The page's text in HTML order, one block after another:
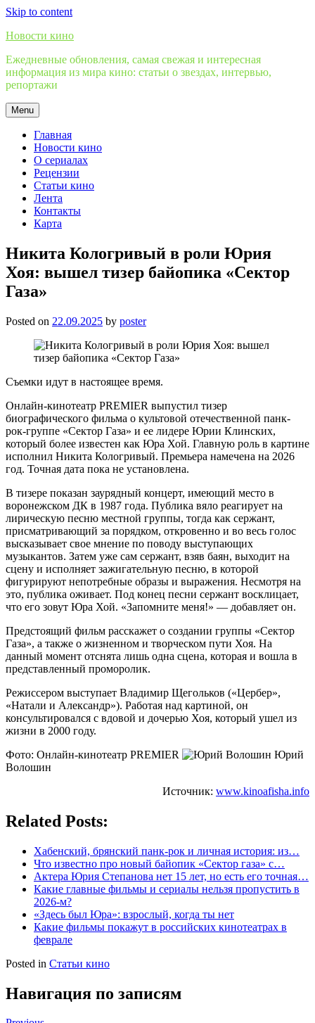
Skip to content
Новости кино
Ежедневные обновления, самая свежая и интересная
информация из мира кино: статьи о звездах, интервью,
репортажи
Menu
Главная
Новости кино
О сериалах
Рецензии
Статьи кино
Лента
Контакты
Карта
Никита Кологривый в роли Юрия
Хоя: вышел тизер байопика «Сектор
Газа»
Posted on 22.09.2025 by poster
Съемки идут в настоящее время.
Онлайн-кинотеатр PREMIER выпустил тизер
биографического фильма о культовой отечественной панк-
рок-группе «Сектор Газа» и ее лидере Юрии Клинских,
который более известен как Юра Хой. Главную роль в картине
исполнил Никита Кологривый. Премьера намечена на 2026
год. Точная дата пока не установлена.
В тизере показан заурядный концерт, имеющий место в
воронежском ДК в 1987 года. Публика вяло реагирует на
лирическую песню местной группы, тогда как сержант,
присматривающий за порядком, откровенно и во весь голос
высказывает свое мнение по поводу выступающих
музыкантов. Затем уже сам сержант, взяв баян, выходит на
сцену и исполняет зажигательную песню, в которой
фигурируют непотребные образы и выражения. Несмотря на
это, публика оживает. Под конец песни сержант восклицает,
что его зовут Юра Хой. «Запомните меня!» — добавляет он.
Предстоящий фильм расскажет о создании группы «Сектор
Газа», а также о жизненном и творческом пути Хоя. На
данный момент отснята лишь одна сцена, которая и вошла в
представленный проморолик.
Режиссером выступает Владимир Щегольков («Цербер»,
«Натали и Александр»). Работая над картиной, он
консультировался с вдовой и дочерью Хоя, который ушел из
жизни в 2000 году.
Фото: Онлайн-кинотеатр PREMIER
Юрий
Волошин
Источник: www.kinoafisha.info
Related Posts:
Хабенский, брянский панк-рок и личная история: из…
Что известно про новый байопик «Сектор газа» с…
Актера Юрия Степанова нет 15 лет, но есть его точная…
Какие главные фильмы и сериалы нельзя пропустить в
2026-м?
«Здесь был Юра»: взрослый, когда ты нет
Какие фильмы покажут в российских кинотеатрах в
феврале
Posted in Статьи кино
Навигация по записям